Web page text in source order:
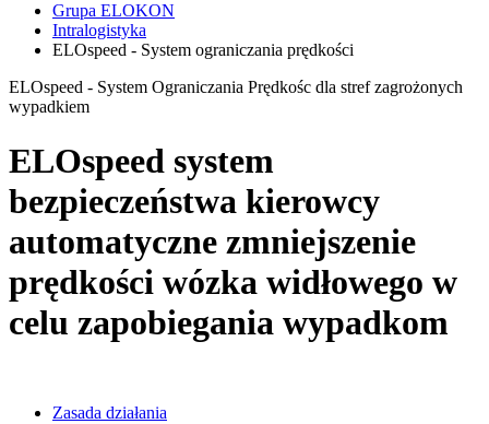
Grupa ELOKON
Intralogistyka
ELOspeed - System ograniczania prędkości
ELOspeed - System Ograniczania Prędkośc dla stref zagrożonych
wypadkiem
ELOspeed system
bezpieczeństwa kierowcy
automatyczne zmniejszenie
prędkości wózka widłowego w
celu zapobiegania wypadkom
Zasada działania